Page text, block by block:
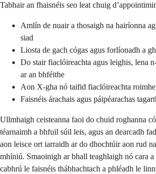
Tabhair an fhaisnéis seo leat chuig
Amlín de nuair a thosaigh na hairíonna
siad
Liosta de gach cógas agus forlíonadh a
Do stair fiaclóireachta agus leighis, lena
ar an bhféithe
Aon X-gha nó taifid fiaclóireachta
Faisnéis árachais agus páipéarachas
Ullmhaigh ceisteanna faoi do chuid roghanna
téarnaimh a bhfuil súil leis, agus an dearcadh
aon leisce ort iarraidh ar do dhochtúir aon rud
mhíniú. Smaoinigh ar bhall teaghlaigh nó cara a
cabhrú le faisnéis thábhachtach a phléadh le